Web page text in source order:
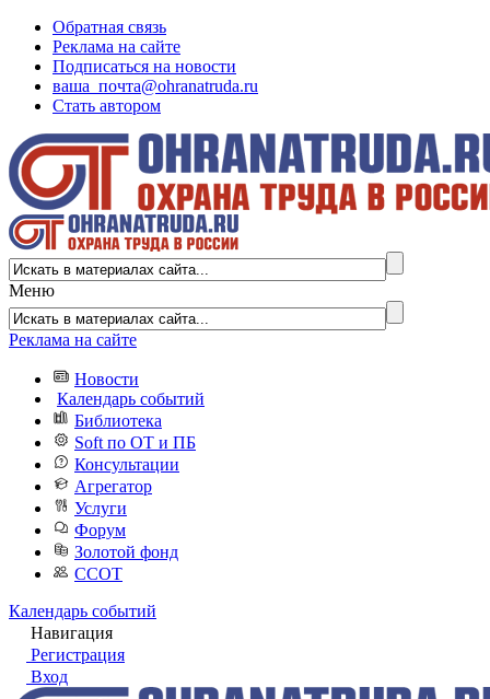
Обратная связь
Реклама на сайте
Подписаться на новости
ваша_почта@ohranatruda.ru
Стать автором
Меню
Реклама на сайте
Новости
Календарь событий
Библиотека
Soft по ОТ и ПБ
Консультации
Агрегатор
Услуги
Форум
Золотой фонд
ССОТ
Календарь событий
Навигация
Регистрация
Вход